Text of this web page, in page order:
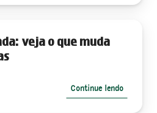
veja o que muda
Continue lendo